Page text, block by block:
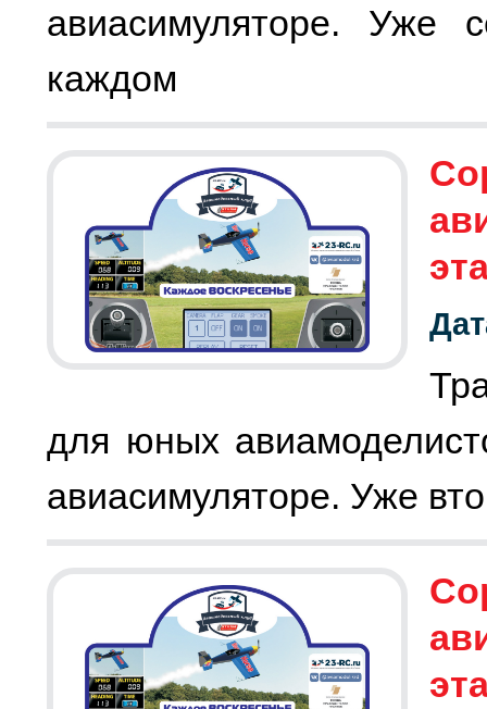
авиасимуляторе. Уже
каждом
для юных
авиасимуляторе. Уже